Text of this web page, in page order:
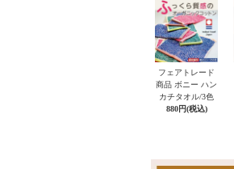
フェアトレード
商品 ボニー ハン
カチタオル/3色
880円(税込)